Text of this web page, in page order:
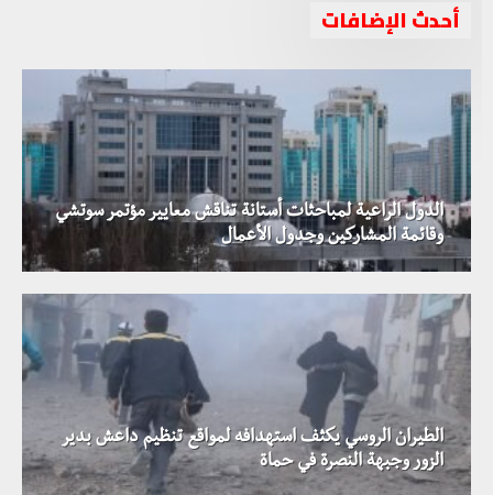
أحدث الإضافات
الدول الراعية لمباحثات أستانة تناقش معايير مؤتمر سوتشي
وقائمة المشاركين وجدول الأعمال
الطيران الروسي يكثف استهدافه لمواقع تنظيم داعش بدير
الزور وجبهة النصرة في حماة